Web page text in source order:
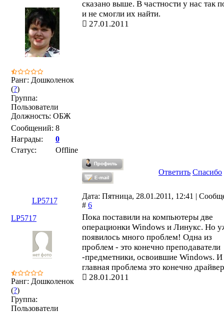
Ранг: Дошколенок
(?)
Группа:
Пользователи
Должность: ОБЖ
Сообщений: 8
Награды:
0
Статус:
Offline
сказано выше. В частности у нас так
и не смогли их найти.
27.01.2011
Ответить Спасибо
LP5717
Дата: Пятница, 28.01.2011, 12:41 |
# 6
LP5717
Ранг: Дошколенок
(?)
Группа:
Пользователи
Пока поставили на компьютеры две
операционки Windows и Линукс. Но
появилось много проблем! Одна из
проблем - это конечно преподаватели
-предметники, освоившие Windows. И
главная проблема это конечно
28.01.2011